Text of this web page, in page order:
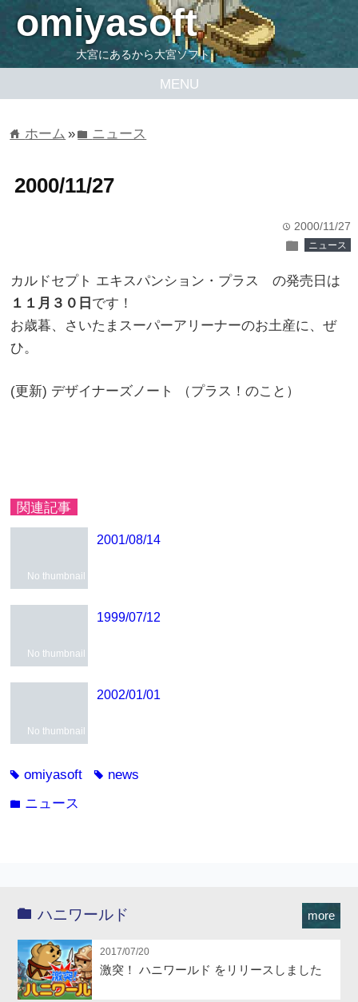
omiyasoft
大宮にあるから大宮ソフト
MENU
home ホーム »folder ニュース
2000/11/27
time 2000/11/27
folder ニュース
カルドセプト エキスパンション・プラス の発売日は
１１月３０日 です！
お歳暮、さいたまスーパーアリーナーのお土産に、ぜ
ひ。
(更新) デザイナーズノート （プラス！のこと）
関連記事
No thumbnail
2001/08/14
No thumbnail
1999/07/12
No thumbnail
2002/01/01
tagomiyasoft tag news
folder ニュース
more
ハニワールド
2017/07/20
激突！ ハニワールド をリリースしました